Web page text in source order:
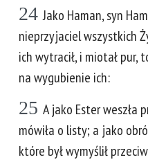
24 Jako Haman, syn
nieprzyjaciel wszystkich
ich wytracił, i miotał pur,
na wygubienie ich:
25 A jako Ester weszła
mówiła o listy; a jako
które był wymyślił